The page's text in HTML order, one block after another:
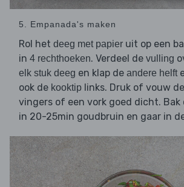
5. Empanada's maken
Rol het deeg met papier uit op een
in 4 rechthoeken. Verdeel de vulling
elk stuk deeg en klap de andere helft
ook de kooktip links. Druk of vouw
vingers of een vork goed dicht. Bak
in 20-25min goudbruin en gaar in